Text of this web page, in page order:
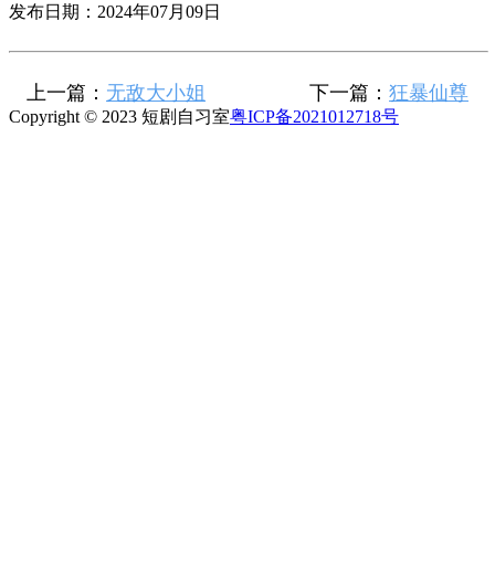
发布日期：2024年07月09日
上一篇： 无敌大小姐 下一篇： 狂暴仙尊
Copyright © 2023 短剧自习室粤ICP备2021012718号